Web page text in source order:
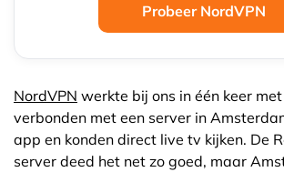
Probeer NordVPN
NordVPN werkte bij ons in één keer
verbonden met een server in
app en konden direct live tv kijken. De
server deed het net zo goed, maar